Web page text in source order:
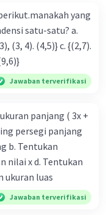
yang
(9,6)}
Jawaban terverifikasi
panjang ( 3x +
persegi panjang
b. Tentukan
nilai x d. Tentukan
ukuran luas
Jawaban terverifikasi